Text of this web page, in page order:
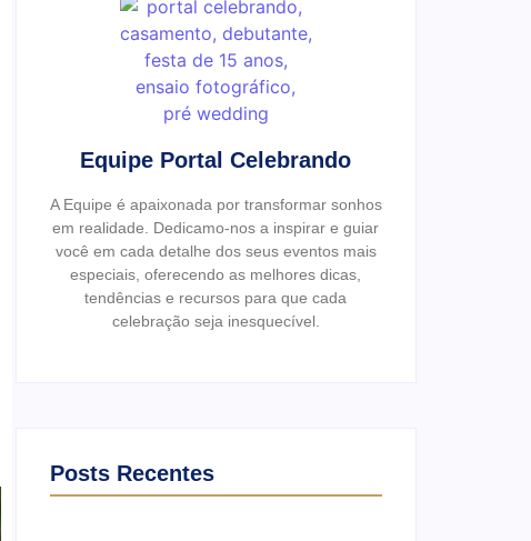
Equipe Portal Celebrando
A Equipe é apaixonada por transformar sonhos
em realidade. Dedicamo-nos a inspirar e guiar
você em cada detalhe dos seus eventos mais
especiais, oferecendo as melhores dicas,
tendências e recursos para que cada
celebração seja inesquecível.
Posts Recentes